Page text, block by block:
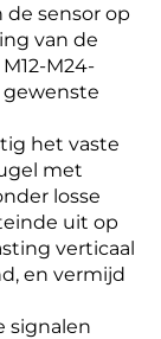
sensor op
van de
M24-
het vaste
met
losse
uit op
verticaal
en vermijd
signalen